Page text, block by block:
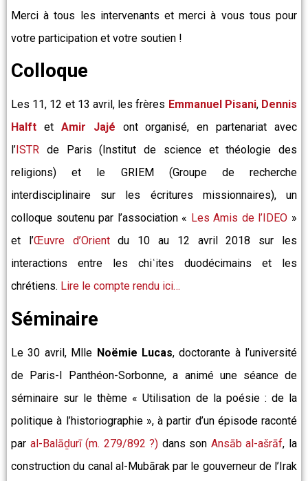
Merci à tous les intervenants et merci à vous tous pour
votre participation et votre soutien !
Colloque
Les 11, 12 et 13 avril, les frères Emmanuel Pisani, Dennis
Halft et Amir Jajé ont organisé, en partenariat avec
l’ ISTR de Paris (Institut de science et théologie des
religions) et le GRIEM (Groupe de recherche
interdisciplinaire sur les écritures missionnaires), un
colloque soutenu par l’association « Les Amis de l’IDEO »
et l’Œuvre d’Orientdu 10 au 12 avril 2018 sur les
interactions entre les chiʿites duodécimains et les
chrétiens. Lire le compte rendu ici…
Séminaire
Le 30 avril, Mlle Noëmie Lucas, doctorante à l’université
de Paris-I Panthéon-Sorbonne, a animé une séance de
séminaire sur le thème « Utilisation de la poésie : de la
politique à l’historiographie », à partir d’un épisode raconté
par al-Balāḏurī (m. 279/892 ?) dans son Ansāb al-ašrāf, la
construction du canal al-Mubārak par le gouverneur de l’Irak